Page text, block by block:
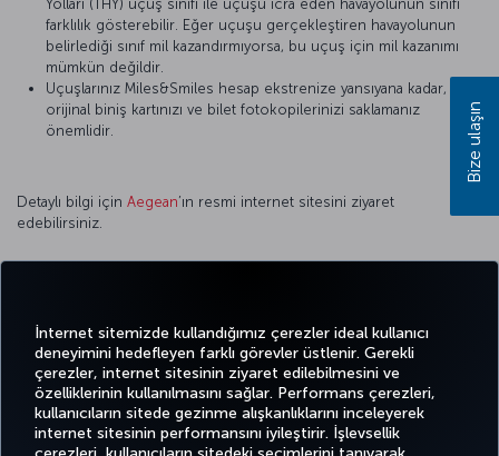
İnternet sitemizde kullandığımız çerezler ideal kullanıcı
deneyimini hedefleyen farklı görevler üstlenir. Gerekli
çerezler, internet sitesinin ziyaret edilebilmesini ve
özelliklerinin kullanılmasını sağlar. Performans çerezleri,
kullanıcıların sitede gezinme alışkanlıklarını inceleyerek
internet sitesinin performansını iyileştirir. İşlevsellik
Yolları (THY) uçuş sınıfı ile uçuşu icra eden havayolunun sınıfı
farklılık gösterebilir. Eğer uçuşu gerçekleştiren havayolunun
belirlediği sınıf mil kazandırmıyorsa, bu uçuş için mil kazanımı
mümkün değildir.
Uçuşlarınız Miles&Smiles hesap ekstrenize yansıyana kadar,
orijinal biniş kartınızı ve bilet fotokopilerinizi saklamanız
önemlidir.
Detaylı bilgi için Aegean’ın resmi internet sitesini ziyaret
edebilirsiniz.
TwitterFacebook
Instagram
YoutubeLinkedIn
TiktokBlogPinterest
BİLET
AL VE
YÖNET
DENEYİM
FIRSATLAR
VE UÇUŞ
NOKTALARI
YARDIM
AIRLINES
HOLIDAYS
MILES&SMILES
Bize ulaşın